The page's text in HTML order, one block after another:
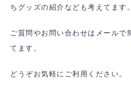
ちグッズの紹介なども考えてます。
ご質問やお問い合わせはメールで
てます。
どうぞお気軽にご利用ください。